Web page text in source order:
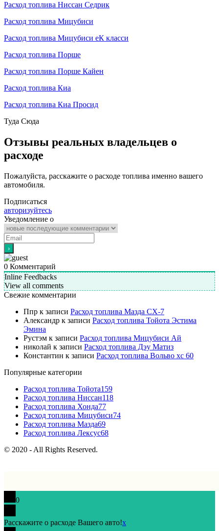
Расход топлива Ниссан Седрик
Расход топлива Мицубиси
Расход топлива Мицубиси еК класси
Расход топлива Порше
Расход топлива Порше Кайен
Расход топлива Киа
Расход топлива Киа Просид
Туда Сюда
Отзывы реальных владельцев о
расходе
Пожалуйста, расскажите о расходе топлива именно вашего
автомобиля.
Подписаться
авторизуйтесь
Уведомление о
0 Комментарий
Inline Feedbacks
View all comments
Свежие комментарии
Ппр к записи Расход топлива Мазда СХ-7
Александр к записи Расход топлива Тойота Эстима
Эмина
Рустэм к записи Расход топлива Мицубиси Ай
николай к записи Расход топлива Дэу Матиз
Константин к записи Расход топлива Вольво хс 60
Популярные категории
Расход топлива Тойота159
Расход топлива Ниссан118
Расход топлива Хонда77
Расход топлива Мицубиси74
Расход топлива Мазда69
Расход топлива Лексус68
© 2020 - All Rights Reserved.
0
Расскажите о расходе Вашего авто!x